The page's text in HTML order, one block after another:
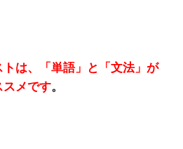
トは、「単語」と「文法」が
スメです。